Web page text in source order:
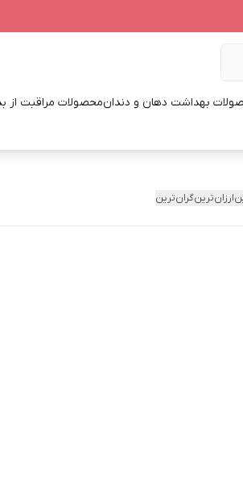
بهداشت دهان و دندانمحصولات مراقبت از
ارزان‌ترینگران‌ترین